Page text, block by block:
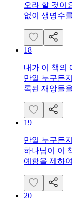
오라 할 것이
없이 생명수
18
내가 이 책의
만일 누구든
록된 재앙들
19
만일 누구든
하나님이 이
예함을 제하
20